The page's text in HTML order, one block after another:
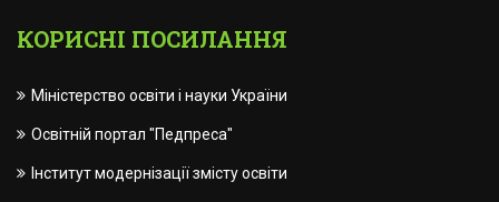
КОРИСНІ ПОСИЛАННЯ
Міністерство освіти і науки України
Освітній портал "Педпреса"
Інститут модернізації змісту освіти